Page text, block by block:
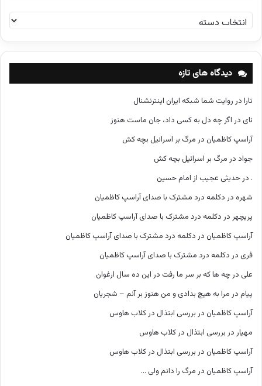
س
ت
ه‌
ه
دیدگاه های تازه
تارا در روایت شما شبکه ایران اینترنشنال
نای در اگر چه دل به کسی داد، جان ماست هنوز
آراسپ کاظمیان در مرگ بر اسرائیل بچه کش
جواد در مرگ بر اسرائیل بچه کش
. درحدیثی عجیب از امام حسین
شهره در دکلمه درد مشترک با صدای آراسپ کاظمیان
پریچهر در دکلمه درد مشترک با صدای آراسپ کاظمیان
آراسپ کاظمیان در دکلمه درد مشترک با صدای آراسپ کاظمیان
فری در دکلمه درد مشترک با صدای آراسپ کاظمیان
علی درچه ها که بر سر ما رفت در این ده سال ارغوان
پیام در مرا به هیچ بدادی و من هنوز بر آنم – شجریان
آراسپ کاظمیان در بررسی ابتذال در کلاب هاوس
مهیار در بررسی ابتذال در کلاب هاوس
آراسپ کاظمیان در بررسی ابتذال در کلاب هاوس
آراسپ کاظمیان در مرگ را دانم ولی …